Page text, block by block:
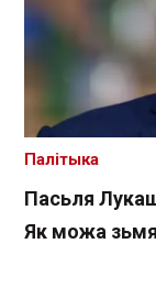
Пасьля
Як можа
Палітыка